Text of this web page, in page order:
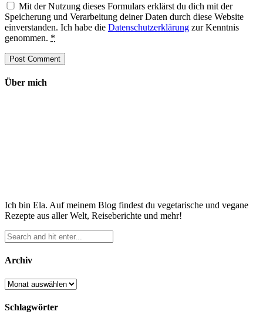
Mit der Nutzung dieses Formulars erklärst du dich mit der
Speicherung und Verarbeitung deiner Daten durch diese Website
einverstanden. Ich habe die Datenschutzerklärung zur Kenntnis
genommen. *
Über mich
Ich bin Ela. Auf meinem Blog findest du vegetarische und vegane
Rezepte aus aller Welt, Reiseberichte und mehr!
Archiv
Archiv
Schlagwörter